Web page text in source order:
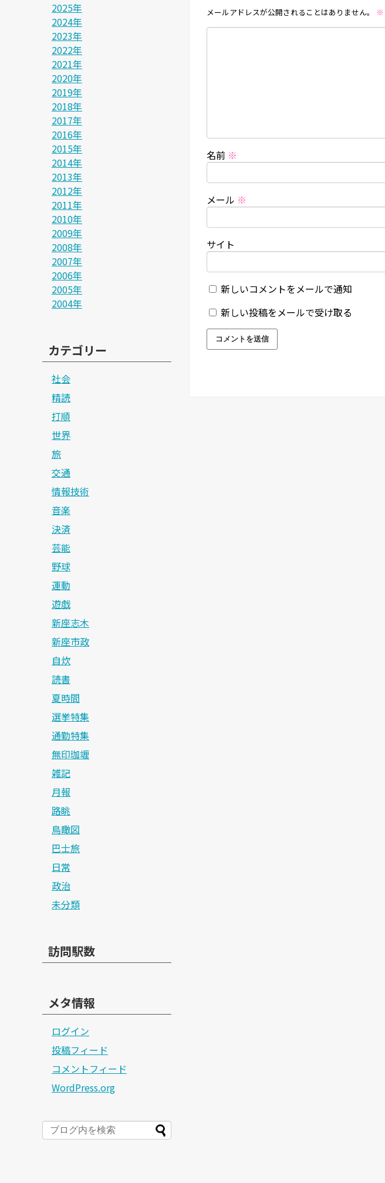
メールアドレスが公開されることはありません。 ※
名前 ※
メール ※
サイト
新しいコメントをメールで通知
新しい投稿をメールで受け取る
2025年
2024年
2023年
2022年
2021年
2020年
2019年
2018年
2017年
2016年
2015年
2014年
2013年
2012年
2011年
2010年
2009年
2008年
2007年
2006年
2005年
2004年
カテゴリー
社会
精読
打順
世界
旅
交通
情報技術
音楽
決済
芸能
野球
運動
遊戯
新座志木
新座市政
自炊
読書
夏時間
選挙特集
通勤特集
無印珈竰
雑記
月報
路眺
鳥瞰図
巴士旅
日常
政治
未分類
訪問駅数
メタ情報
ログイン
投稿フィード
コメントフィード
WordPress.org